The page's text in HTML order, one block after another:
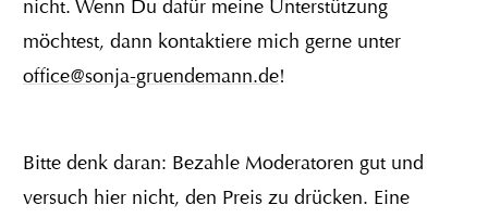
nicht. Wenn Du dafür meine Unterstützung
möchtest, dann kontaktiere mich gerne unter
office@sonja-gruendemann.de!
Bitte denk daran: Bezahle Moderatoren gut und
versuch hier nicht, den Preis zu drücken. Eine